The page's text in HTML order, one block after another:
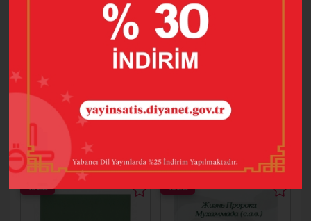
İSLAM'DA AİLE (
60,00
45,00
SEPETE EKLE
BİR MÜBAREK
60,00
45,00
%25 %25